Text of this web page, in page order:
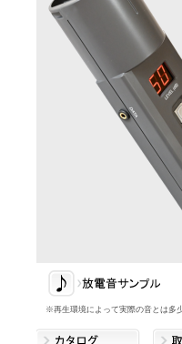
※再生環境によって実際の音とは多